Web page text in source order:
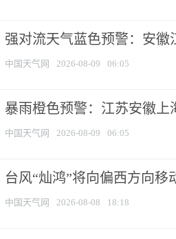
强对流天气蓝色预警：安徽
中国天气网 2026-08-09 06:05
暴雨橙色预警：江苏安徽上
中国天气网 2026-08-09 06:05
台风“灿鸿”将向偏西方向移
中国天气网 2026-08-08 18:18